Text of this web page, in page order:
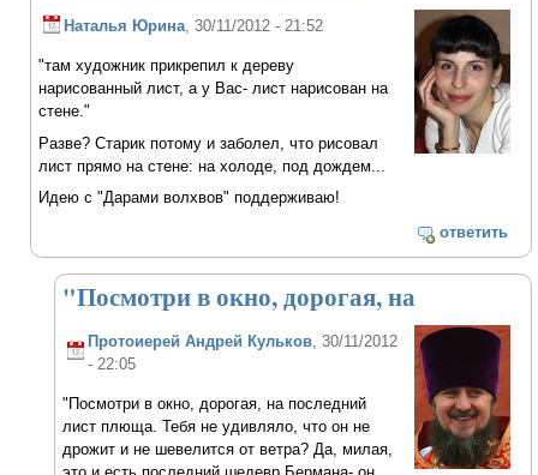
Наталья Юрина, 30/11/2012 - 21:52
"там художник прикрепил к дереву
нарисованный лист, а у Вас- лист нарисован на
стене."
Разве? Старик потому и заболел, что рисовал
лист прямо на стене: на холоде, под дождем...
Идею с "Дарами волхвов" поддерживаю!
ответить
"Посмотри в окно, дорогая, на
Протоиерей Андрей Кульков, 30/11/2012
- 22:05
"Посмотри в окно, дорогая, на последний
лист плюща. Тебя не удивляло, что он не
дрожит и не шевелится от ветра? Да, милая,